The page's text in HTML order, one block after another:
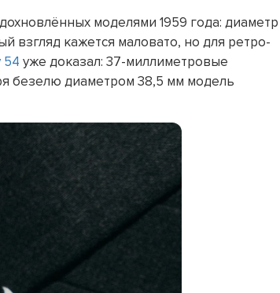
моделями 1959 года: диаметр
взгляд кажется маловато, но для ретро-
54 уже доказал: 37-миллиметровые
безелю диаметром 38,5 мм модель